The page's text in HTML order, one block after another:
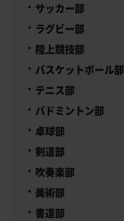
サッカー部
ラグビー部
陸上競技部
バスケットボール部
テニス部
バドミントン部
卓球部
剣道部
吹奏楽部
美術部
書道部